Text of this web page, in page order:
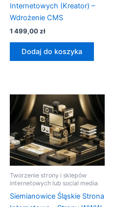
Internetowych (Kreator) –
Wdrożenie CMS
1 499,00zł
Dodaj do koszyka
Tworzenie strony i sklepów
internetowych lub social media
Siemianowice Śląskie Strona